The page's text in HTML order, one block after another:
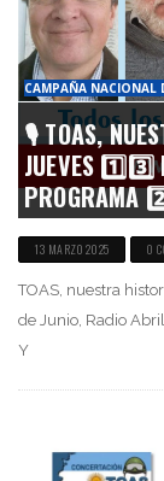
CAMPAÑA NACIONAL
🎙️ TOAS,
JUEVES
PROGRAMA
13 MARZO 2025 0
TOAS, nuestra
de Junio, Radio
Y